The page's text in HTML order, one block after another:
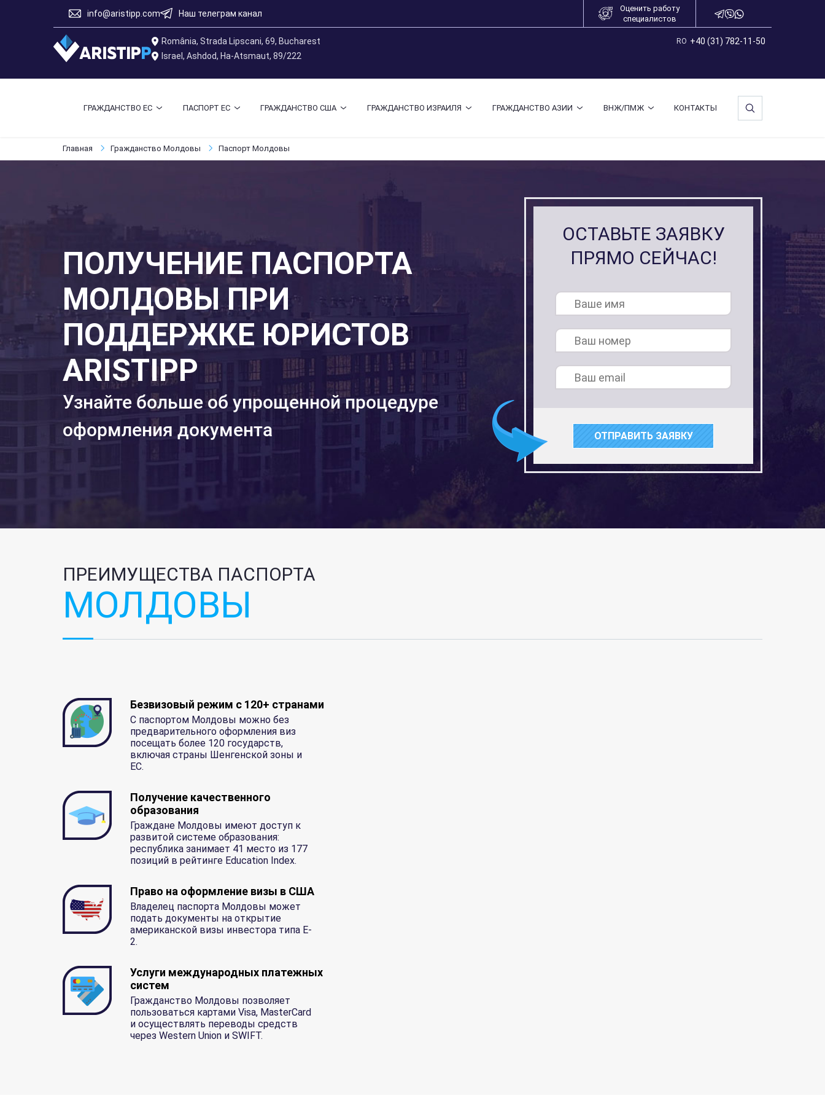
info@aristipp.com Наш телеграм канал
Оценить работу
специалистов
România, Strada Lipscani, 69, Bucharest
Israel, Ashdod, Ha-Atsmaut, 89/222
RO +40 (31) 782-11-50
ГРАЖДАНСТВО ЕС ПАСПОРТ ЕС ГРАЖДАНСТВО США ГРАЖДАНСТВО ИЗРАИЛЯ ГРАЖДАНСТВО АЗИИ ВНЖ/ПМЖ КОНТАКТЫ
Главная Гражданство Молдовы Паспорт Молдовы
ПОЛУЧЕНИЕ ПАСПОРТА
МОЛДОВЫ ПРИ
ПОДДЕРЖКЕ ЮРИСТОВ
ARISTIPP
Узнайте больше об упрощенной процедуре
оформления документа
ОСТАВЬТЕ ЗАЯВКУ
ПРЯМО СЕЙЧАС!
ОТПРАВИТЬ ЗАЯВКУ
ПРЕИМУЩЕСТВА ПАСПОРТА
МОЛДОВЫ
Безвизовый режим с 120+ странами
С паспортом Молдовы можно без
предварительного оформления виз
посещать более 120 государств,
включая страны Шенгенской зоны и
ЕС.
Получение качественного
образования
Граждане Молдовы имеют доступ к
развитой системе образования:
республика занимает 41 место из 177
позиций в рейтинге Education Index.
Право на оформление визы в США
Владелец паспорта Молдовы может
подать документы на открытие
американской визы инвестора типа E-
2.
Услуги международных платежных
систем
Гражданство Молдовы позволяет
пользоваться картами Visa, MasterCard
и осуществлять переводы средств
через Western Union и SWIFT.